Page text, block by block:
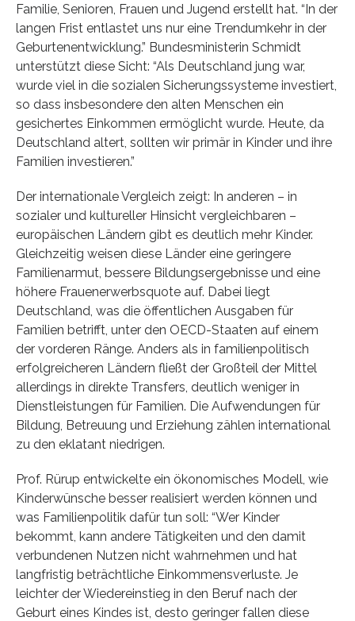
Familie, Senioren, Frauen und Jugend erstellt hat. “In der
langen Frist entlastet uns nur eine Trendumkehr in der
Geburtenentwicklung.” Bundesministerin Schmidt
unterstützt diese Sicht: “Als Deutschland jung war,
wurde viel in die sozialen Sicherungssysteme investiert,
so dass insbesondere den alten Menschen ein
gesichertes Einkommen ermöglicht wurde. Heute, da
Deutschland altert, sollten wir primär in Kinder und ihre
Familien investieren.”
Der internationale Vergleich zeigt: In anderen – in
sozialer und kultureller Hinsicht vergleichbaren –
europäischen Ländern gibt es deutlich mehr Kinder.
Gleichzeitig weisen diese Länder eine geringere
Familienarmut, bessere Bildungsergebnisse und eine
höhere Frauenerwerbsquote auf. Dabei liegt
Deutschland, was die öffentlichen Ausgaben für
Familien betrifft, unter den OECD-Staaten auf einem
der vorderen Ränge. Anders als in familienpolitisch
erfolgreicheren Ländern fließt der Großteil der Mittel
allerdings in direkte Transfers, deutlich weniger in
Dienstleistungen für Familien. Die Aufwendungen für
Bildung, Betreuung und Erziehung zählen international
zu den eklatant niedrigen.
Prof. Rürup entwickelte ein ökonomisches Modell, wie
Kinderwünsche besser realisiert werden können und
was Familienpolitik dafür tun soll: “Wer Kinder
bekommt, kann andere Tätigkeiten und den damit
verbundenen Nutzen nicht wahrnehmen und hat
langfristig beträchtliche Einkommensverluste. Je
leichter der Wiedereinstieg in den Beruf nach der
Geburt eines Kindes ist, desto geringer fallen diese